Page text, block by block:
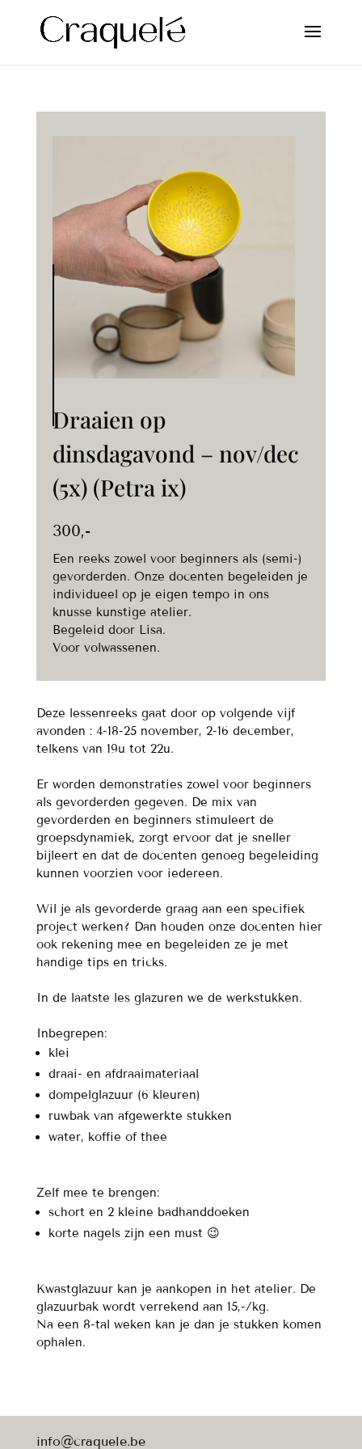
Draaien op
dinsdagavond – nov/dec
(5x) (Petra ix)
300,-
Een reeks zowel voor beginners als (semi-)
gevorderden. Onze docenten begeleiden je
individueel op je eigen tempo in ons
knusse kunstige atelier.
Begeleid door Lisa.
Voor volwassenen.
Deze lessenreeks gaat door op volgende vijf
avonden : 4-18-25 november, 2-16 december,
telkens van 19u tot 22u.
Er worden demonstraties zowel voor beginners
als gevorderden gegeven. De mix van
gevorderden en beginners stimuleert de
groepsdynamiek, zorgt ervoor dat je sneller
bijleert en dat de docenten genoeg begeleiding
kunnen voorzien voor iedereen.
Wil je als gevorderde graag aan een specifiek
project werken? Dan houden onze docenten hier
ook rekening mee en begeleiden ze je met
handige tips en tricks.
In de laatste les glazuren we de werkstukken.
Inbegrepen:
klei
draai- en afdraaimateriaal
dompelglazuur (6 kleuren)
ruwbak van afgewerkte stukken
water, koffie of thee
Zelf mee te brengen:
schort en 2 kleine badhanddoeken
korte nagels zijn een must 😉
Kwastglazuur kan je aankopen in het atelier. De
glazuurbak wordt verrekend aan 15,-/kg.
Na een 8-tal weken kan je dan je stukken komen
ophalen.
info@craquele.be